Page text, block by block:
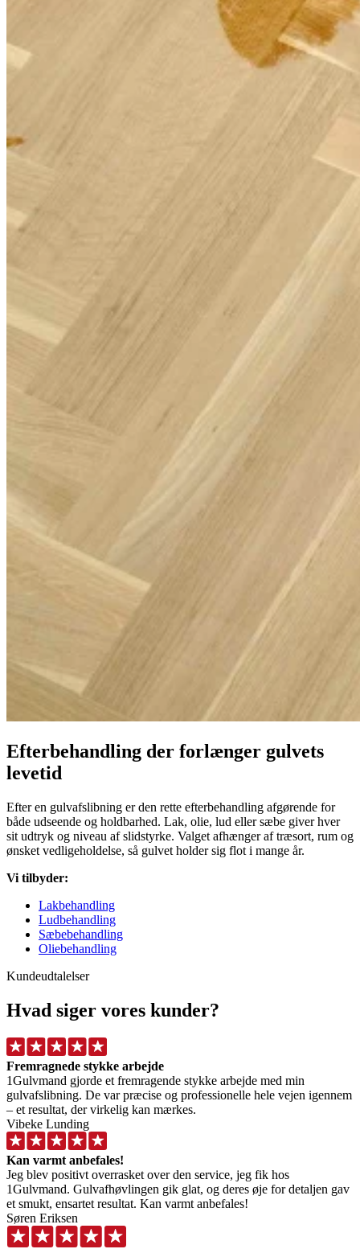
Efterbehandling der forlænger gulvets
levetid
Efter en gulvafslibning er den rette efterbehandling afgørende for
både udseende og holdbarhed. Lak, olie, lud eller sæbe giver hver
sit udtryk og niveau af slidstyrke. Valget afhænger af træsort, rum og
ønsket vedligeholdelse, så gulvet holder sig flot i mange år.
Vi tilbyder:
Lakbehandling
Ludbehandling
Sæbebehandling
Oliebehandling
Kundeudtalelser
Hvad siger vores kunder?
Fremragnede stykke arbejde
1Gulvmand gjorde et fremragende stykke arbejde med min
gulvafslibning. De var præcise og professionelle hele vejen igennem
– et resultat, der virkelig kan mærkes.
Vibeke Lunding
Kan varmt anbefales!
Jeg blev positivt overrasket over den service, jeg fik hos
1Gulvmand. Gulvafhøvlingen gik glat, og deres øje for detaljen gav
et smukt, ensartet resultat. Kan varmt anbefales!
Søren Eriksen